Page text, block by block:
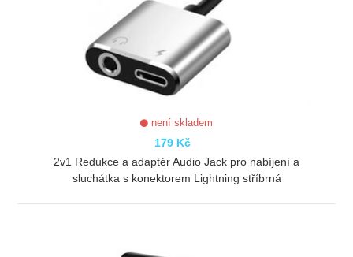
není skladem
179 Kč
2v1 Redukce a adaptér Audio Jack pro nabíjení a
sluchátka s konektorem Lightning stříbrná